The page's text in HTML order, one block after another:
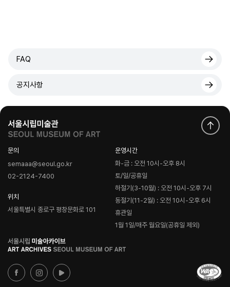
FAQ
공지사항
문의
semaaa@seoul.go.kr
02-2124-7400
위치
서울특별시 종로구 평창문화로 101
운영시간
화-금 : 오전 10시-오후 8시
토/일/공휴일
하절기(3-10월) : 오전 10시-오후 7시
동절기(11-2월) : 오전 10시-오후 6시
휴관일
1월 1일/매주 월요일(공휴일 제외)
로
고